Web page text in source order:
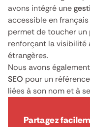
avons intégré une
accessible en
permet de toucher
renforçant la visibilité
étrangères.
Nous avons
SEO pour un
liées à son nom et à
Partagez